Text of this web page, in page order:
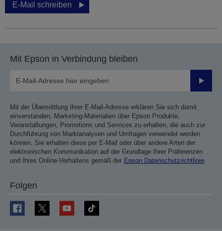
E-Mail schreiben
Mit Epson in Verbindung bleiben
Mit der Übermittlung Ihrer E-Mail-Adresse erklären Sie sich damit
einverstanden, Marketing-Materialien über Epson Produkte,
Veranstaltungen, Promotions und Services zu erhalten, die auch zur
Durchführung von Marktanalysen und Umfragen verwendet werden
können. Sie erhalten diese per E-Mail oder über andere Arten der
elektronischen Kommunikation auf der Grundlage Ihrer Präferenzen
und Ihres Online-Verhaltens gemäß der Epson Datenschutzrichtlinie.
Folgen